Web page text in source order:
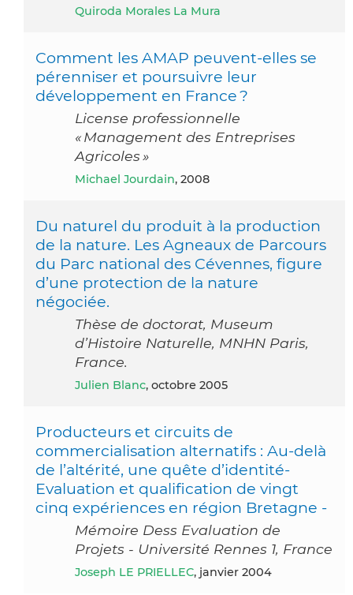
Quiroda Morales La Mura
Comment les AMAP peuvent-elles se
pérenniser et poursuivre leur
développement en France ?
License professionnelle
« Management des Entreprises
Agricoles »
Michael Jourdain, 2008
Du naturel du produit à la production
de la nature. Les Agneaux de Parcours
du Parc national des Cévennes, figure
d’une protection de la nature
négociée.
Thèse de doctorat, Museum
d’Histoire Naturelle, MNHN Paris,
France.
Julien Blanc, octobre 2005
Producteurs et circuits de
commercialisation alternatifs : Au-delà
de l’altérité, une quête d’identité-
Evaluation et qualification de vingt
cinq expériences en région Bretagne -
Mémoire Dess Evaluation de
Projets - Université Rennes 1, France
Joseph LE PRIELLEC, janvier 2004